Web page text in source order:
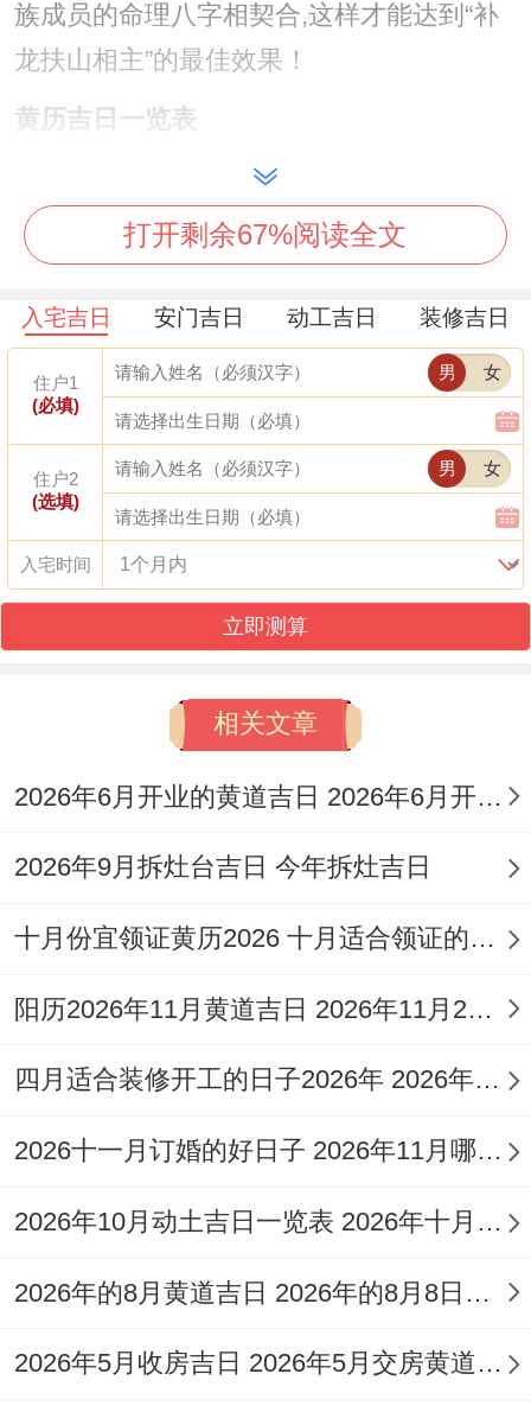
族成员的命理八字相契合,这样才能达到“补
龙扶山相主”的最佳效果！
黄历吉日一览表
依据2026年12月的黄历信息，以下日子是算
的上适宜动土修坟的吉日，供您参考选择:
历
日
历
星
期
干
支
宜忌 吉神
冲
煞
十
月
廿
12
月
1
星
期
二
己
宜：动
土、破
等
吉神
冲
兔
五
壬
宜:修造、
十
月
八
12
月
日
期
日
甲
宜:修造、
－
北
冬
初
三
12
11
日
星
期
未
开池等
－
煞
初
17
星
四
丑
宜：修
道
煞
打开剩余67%阅读全文
入宅吉日 安门吉日 动工吉日 装修吉日
住户1
(必填)
男 女
住户2
(选填)
男 女
入宅时间
立即测算
相关文章
2026年6月开业的黄道吉日 2026年6月开业黄道吉日查询
2026年9月拆灶台吉日 今年拆灶吉日
十月份宜领证黄历2026 十月适合领证的好日子2026年
阳历2026年11月黄道吉日 2026年11月26日阳历黄道吉日
四月适合装修开工的日子2026年 2026年四月份适合装修开工的黄道吉日
2026十一月订婚的好日子 2026年11月哪天订婚好
2026年10月动土吉日一览表 2026年十月六日能动土吗
2026年的8月黄道吉日 2026年的8月8日是星期几
2026年5月收房吉日 2026年5月交房黄道吉日